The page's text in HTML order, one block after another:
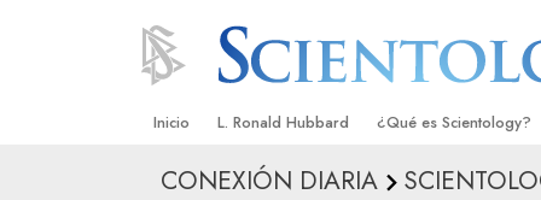
Inicio L. Ronald Hubbard ¿Qué es Scientology?
Creencias y Prácticas
CONEXIÓN DIARIA